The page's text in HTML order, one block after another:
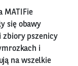
MATIFie
się obawy
zbiory pszenicy
i
na wszelkie